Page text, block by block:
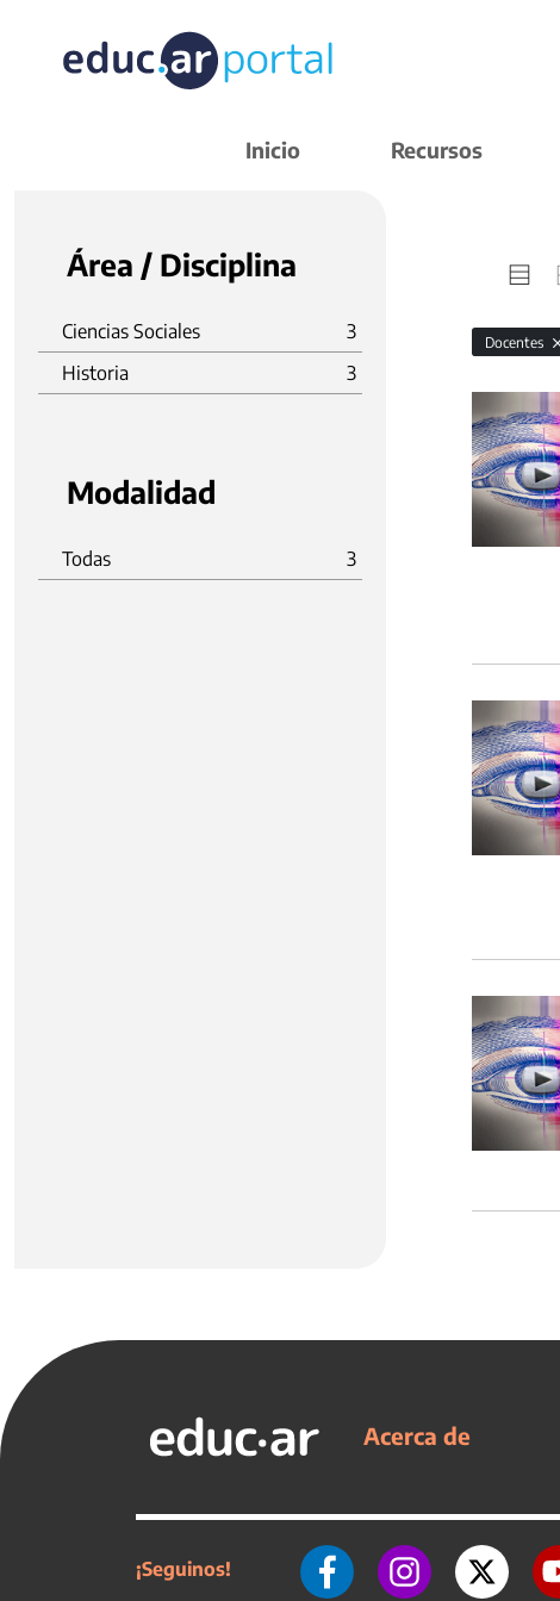
Inicio Recursos
Área / Disciplina
Ciencias Sociales
3
Historia
3
Modalidad
Todas 3
Docentes
Acerca de
¡Seguinos!